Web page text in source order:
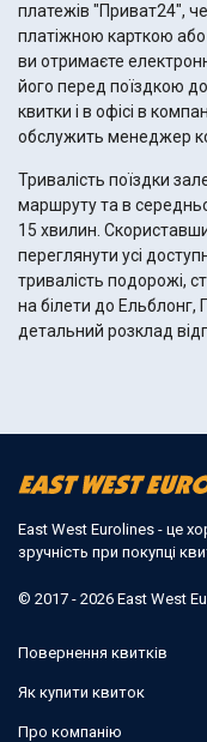
платежів "Приват24",
платіжною карткою або ж
ви отримаєте
його перед поїздкою
квитки і в офісі в
обслужить менеджер
Тривалість поїздки
маршруту та в
15 хвилин. Скориставшись пошуком за напрямком ви можете
переглянути усі
тривалість подорожі,
на білети до Ельблонг,
детальний розклад
East West Eurolines - це
зручність при покупці
© 2017 - 2026 East West
Повернення квитків
Як купити квиток
Про компанію